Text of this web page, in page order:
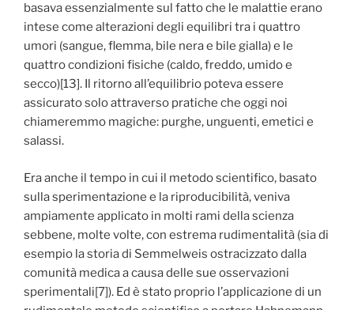
basava essenzialmente sul fatto che le malattie erano
intese come alterazioni degli equilibri tra i quattro
umori (sangue, flemma, bile nera e bile gialla) e le
quattro condizioni fisiche (caldo, freddo, umido e
secco)[13]. Il ritorno all’equilibrio poteva essere
assicurato solo attraverso pratiche che oggi noi
chiameremmo magiche: purghe, unguenti, emetici e
salassi.
Era anche il tempo in cui il metodo scientifico, basato
sulla sperimentazione e la riproducibilità, veniva
ampiamente applicato in molti rami della scienza
sebbene, molte volte, con estrema rudimentalità (sia di
esempio la storia di Semmelweis ostracizzato dalla
comunità medica a causa delle sue osservazioni
sperimentali[7]). Ed è stato proprio l’applicazione di un